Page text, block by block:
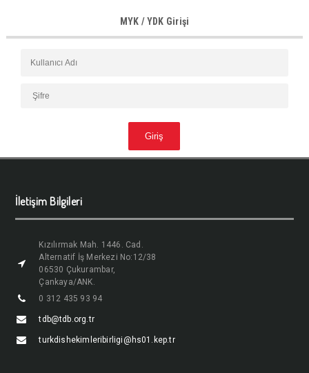
MYK / YDK Girişi
İletişim Bilgileri
Kızılırmak Mah. 1446. Cad.
Alternatif İş Merkezi No:12/38
06530 Çukurambar,
Çankaya/ANK.
0 312 435 93 94
tdb@tdb.org.tr
turkdishekimleribirligi@hs01.kep.tr